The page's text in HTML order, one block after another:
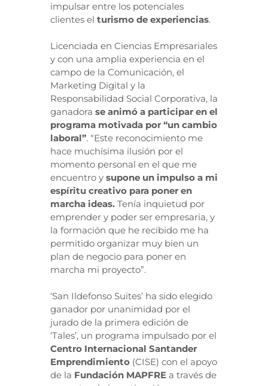
impulsar entre los potenciales
clientes el turismo de experiencias.
Licenciada en Ciencias Empresariales
y con una amplia experiencia en el
campo de la Comunicación, el
Marketing Digital y la
Responsabilidad Social Corporativa, la
ganadora se animó a participar en el
programa motivada por “un cambio
laboral”. “Este reconocimiento me
hace muchísima ilusión por el
momento personal en el que me
encuentro y supone un impulso a mi
espíritu creativo para poner en
marcha ideas. Tenía inquietud por
emprender y poder ser empresaria, y
la formación que he recibido me ha
permitido organizar muy bien un
plan de negocio para poner en
marcha mi proyecto”.
‘San Ildefonso Suites’ ha sido elegido
ganador por unanimidad por el
jurado de la primera edición de
‘Tales’, un programa impulsado por el
Centro Internacional Santander
Emprendimiento (CISE) con el apoyo
de la Fundación MAPFRE a través de